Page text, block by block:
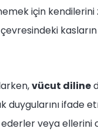
için
vücut diline
ifade
veya